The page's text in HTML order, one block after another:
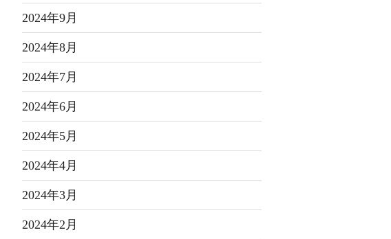
2024年9月
2024年8月
2024年7月
2024年6月
2024年5月
2024年4月
2024年3月
2024年2月